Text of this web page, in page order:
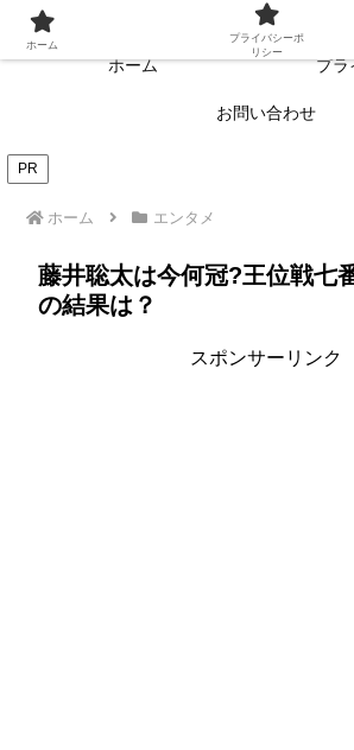
常に読者目線・読者ファーストを
ホーム プラ
お問い合わせ
PR
ホーム エンタメ
藤井聡太は今何冠?王位戦七
の結果は？
スポンサーリンク
ホーム
プライバシーポ
リシー